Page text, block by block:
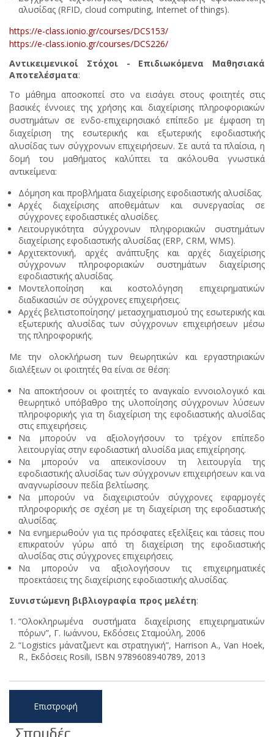
αλυσίδας (RFID, cloud computing, Internet of things).
https://e-class.ionio.gr/courses/DCS153/
https://e-class.ionio.gr/courses/DCS226/
Αντικειμενικοί Στόχοι - Επιδιωκόμενα Μαθησιακά
Αποτελέσματα:
Το μάθημα αποσκοπεί στο να εισάγει στους φοιτητές στις
βασικές έννοιες της χρήσης και διαχείρισης πληροφοριακών
συστημάτων σε ενδο-επιχειρησιακό επίπεδο με έμφαση τη
διαχείριση της εσωτερικής και εξωτερικής εφοδιαστικής
αλυσίδας των σύγχρονων επιχειρήσεων. Σε αυτά τα πλαίσια, η
δομή του μαθήματος καλύπτει τα ακόλουθα γνωστικά
αντικείμενα:
Δόμηση και προβλήματα διαχείρισης εφοδιαστικής αλυσίδας.
Αρχές διαχείρισης αποθεμάτων και συνεργασίας σε
σύγχρονες εφοδιαστικές αλυσίδες.
Λειτουργικότητα σύγχρονων πληφοριακών συστημάτων
διαχείρισης εφοδιαστικής αλυσίδας (ERP, CRM, WMS).
Αρχιτεκτονική, αρχές ανάπτυξης και αρχές διαχείρισης
σύγχρονων πληροφοριακών συστημάτων διαχείρισης
εφοδιαστικής αλυσίδας.
Μοντελοποίηση και κοστολόγηση επιχειρηματικών
διαδικασιών σε σύγχρονες επιχειρήσεις.
Αρχές βελτιστοποίησης/ μετασχηματισμού της εσωτερικής και
εξωτερικής αλυσίδας των σύγχρονων επιχειρήσεων μέσω
της πληροφορικής.
Με την ολοκλήρωση των θεωρητικών και εργαστηριακών
διαλέξεων οι φοιτητές θα είναι σε θέση:
Να αποκτήσουν οι φοιτητές το αναγκαίο εννοιολογικό και
θεωρητικό υπόβαθρο της υλοποίησης σύγχρονων λύσεων
πληροφορικής για τη διαχείριση της εφοδιαστικής αλυσίδας
στις επιχειρήσεις.
Να μπορούν να αξιολογήσουν το τρέχον επίπεδο
λειτουργίας στην εφοδιαστική αλυσίδα μιας επιχείρησης.
Να μπορούν να απεικονίσουν τη λειτουργία της
εφοδιαστικής αλυσίδας των σύγχρονων επιχειρήσεων και να
αναγνωρίσουν πεδία βελτίωσης.
Να μπορούν να διαχειριστούν σύγχρονες εφαρμογές
πληροφορικής σε σχέση με τη διαχείριση της εφοδιαστικής
αλυσίδας.
Να ενημερωθούν για τις πρόσφατες εξελίξεις και τάσεις που
επικρατούν γύρω από τη διαχείριση της εφοδιαστικής
αλυσίδας στις σύγχρονες επιχειρήσεις.
Να μπορούν να αξιολογήσουν τις επιχειρηματικές
προεκτάσεις της διαχείρισης εφοδιαστικής αλυσίδας.
Συνιστώμενη βιβλιογραφία προς μελέτη:
“Ολοκληρωμένα συστήματα διαχείρισης επιχειρηματικών
πόρων”, Γ. Ιωάννου, Εκδόσεις Σταμούλη, 2006
“Logistics μάνατζμεντ και στρατηγική”, Harrison A., Van Hoek,
R., Εκδόσεις Rosili, ISBN 9789608940789, 2013
Επιστροφή
Σπουδές